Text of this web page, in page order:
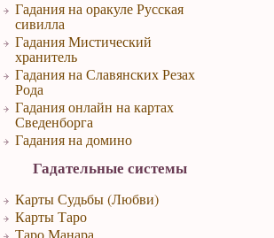
Гадания на оракуле Русская
сивилла
Гадания Мистический
хранитель
Гадания на Славянских Резах
Рода
Гадания онлайн на картах
Сведенборга
Гадания на домино
Гадательные системы
Карты Судьбы (Любви)
Карты Таро
Таро Манара